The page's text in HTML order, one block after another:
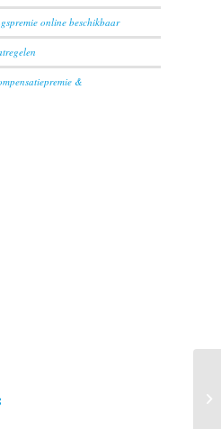
online beschikbaar
&